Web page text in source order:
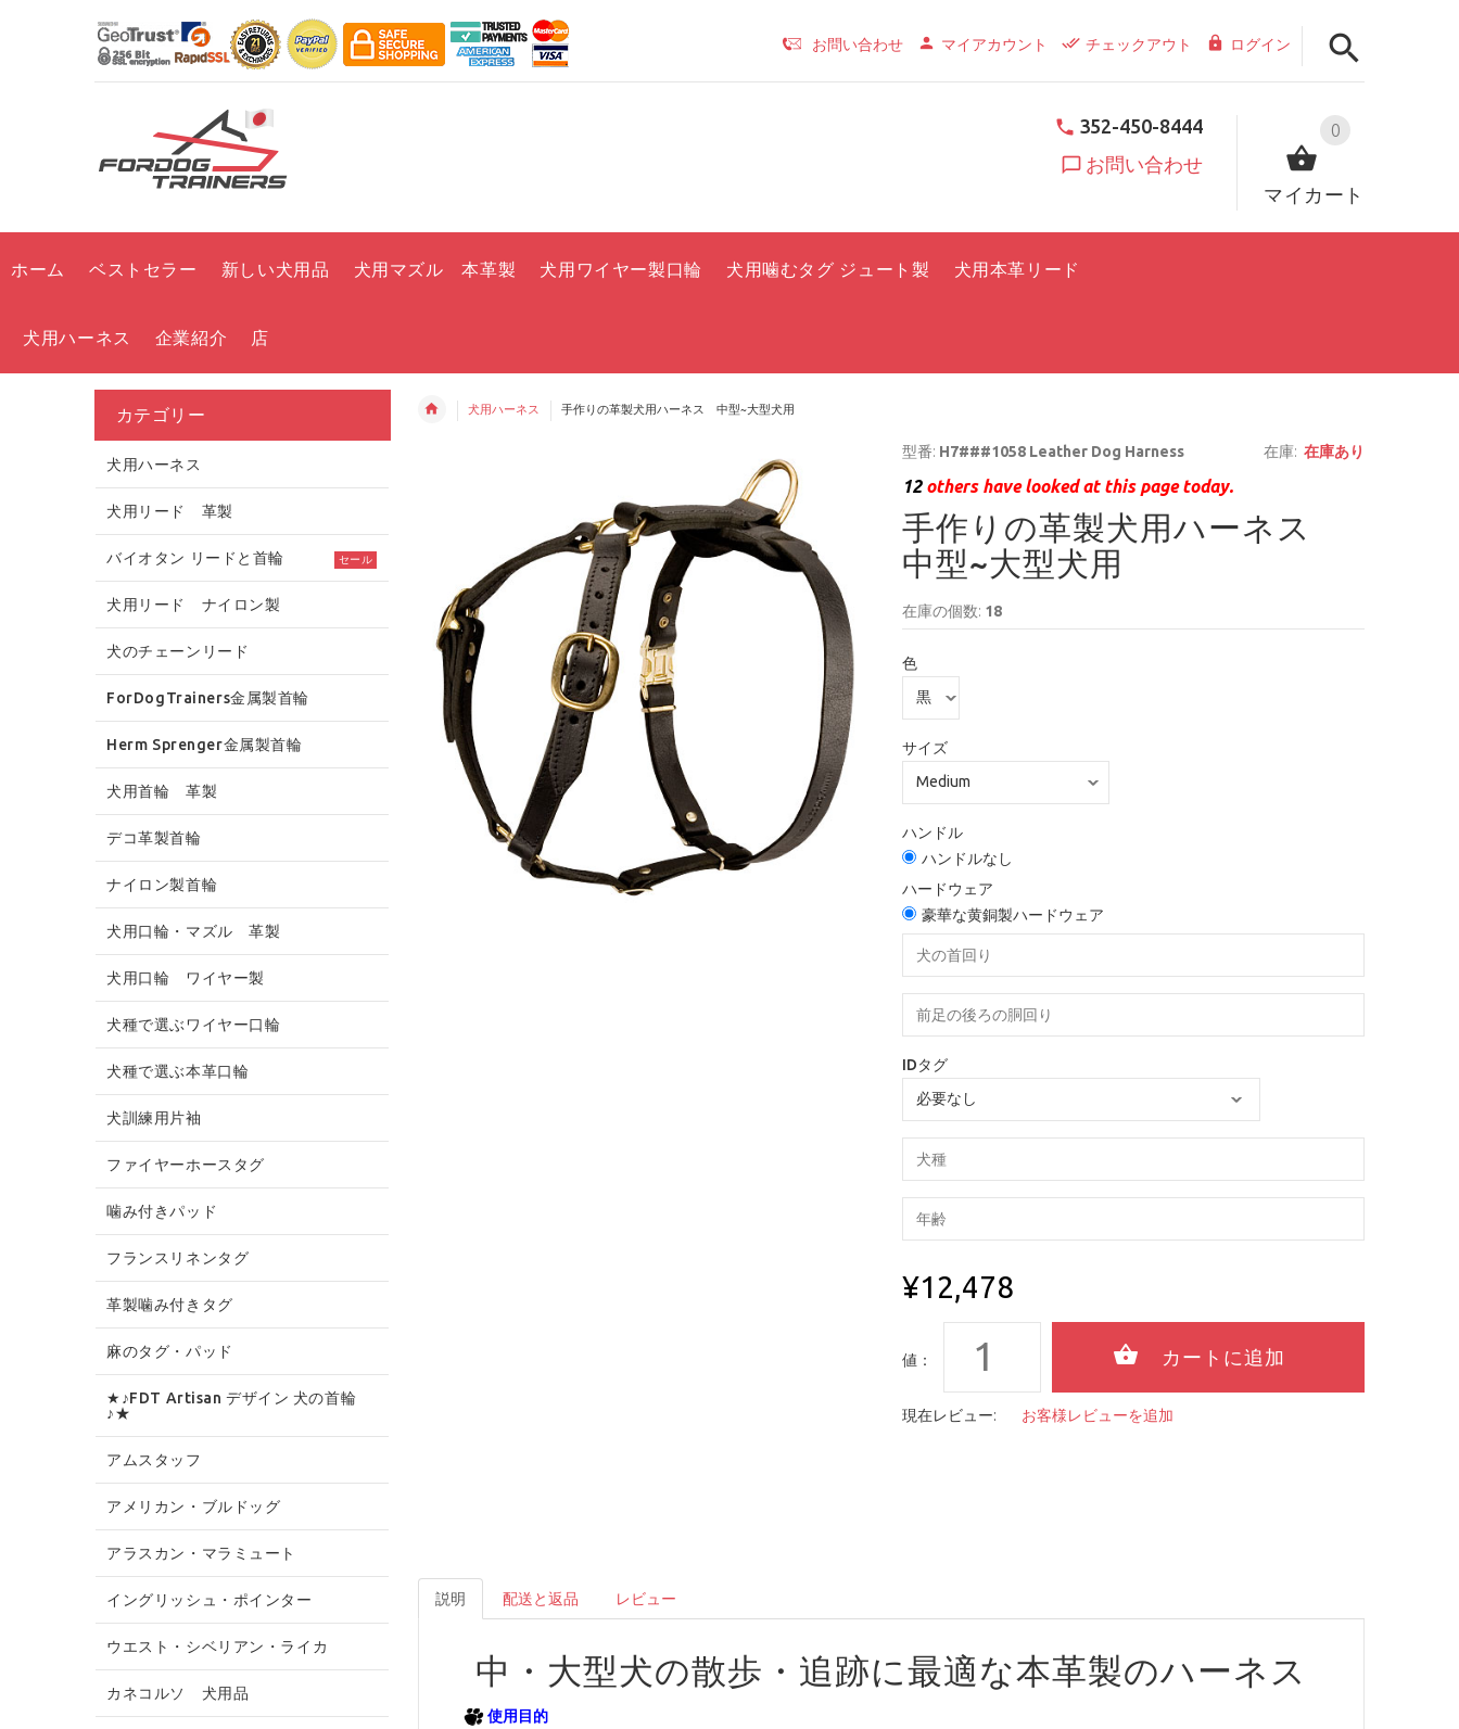
お問い合わせ マイアカウント チェックアウト ログイン
0
マイカート
352-450-8444
お問い合わせ
ホーム ベストセラー 新しい犬用品 犬用マズル 本革製 犬用ワイヤー製口輪 犬用噛むタグ ジュート製 犬用本革リード
犬用ハーネス 企業紹介 店
犬用ハーネス 手作りの革製犬用ハーネス 中型~大型犬用
型番: H7###1058 Leather Dog Harness 在庫: 在庫あり
12others have looked at this page today.
手作りの革製犬用ハーネス
中型~大型犬用
在庫の個数: 18
色
サイズ
ハンドル
ハンドルなし
ハードウェア
豪華な黄銅製ハードウェア
IDタグ
¥12,478
値：
現在レビュー: お客様レビューを追加
説明 配送と返品 レビュー
中・大型犬の散歩・追跡に最適な本革製のハーネス
使用目的
カテゴリー
犬用ハーネス
犬用リード 革製
バイオタン リードと首輪 セール
犬用リード ナイロン製
犬のチェーンリード
ForDogTrainers金属製首輪
Herm Sprenger金属製首輪
犬用首輪 革製
デコ革製首輪
ナイロン製首輪
犬用口輪・マズル 革製
犬用口輪 ワイヤー製
犬種で選ぶワイヤー口輪
犬種で選ぶ本革口輪
犬訓練用片袖
ファイヤーホースタグ
噛み付きパッド
フランスリネンタグ
革製噛み付きタグ
麻のタグ・パッド
★♪FDT Artisan デザイン 犬の首輪
♪★
アムスタッフ
アメリカン・ブルドッグ
アラスカン・マラミュート
イングリッシュ・ポインター
ウエスト・シベリアン・ライカ
カネコルソ 犬用品